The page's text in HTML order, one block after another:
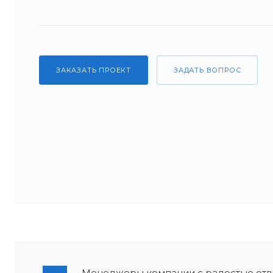
ЗАКАЗАТЬ ПРОЕКТ ЗАДАТЬ ВОПРОС